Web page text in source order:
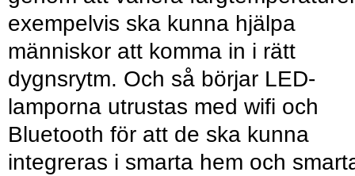
exempelvis ska kunna hjälpa
människor att komma in i rätt
dygnsrytm. Och så börjar LED-
lamporna utrustas med wifi och
Bluetooth för att de ska kunna
integreras i smarta hem och